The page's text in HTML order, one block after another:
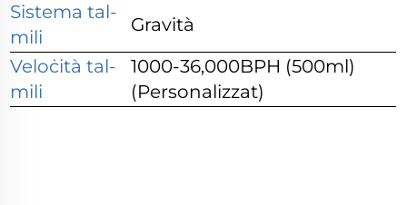
Sistema tal-
mili
Gravità
Veloċità tal-
mili
1000-36,000BPH (500ml)
(Personalizzat)